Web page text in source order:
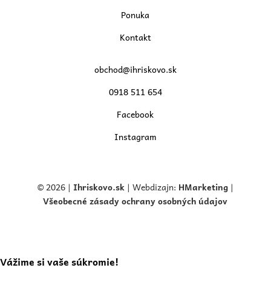
Ponuka
Kontakt
obchod@ihriskovo.sk
0918 511 654
Facebook
Instagram
© 2026 | Ihriskovo.sk| Webdizajn: HMarketing |
Všeobecné zásady ochrany osobných údajov
Vážime si vaše súkromie!